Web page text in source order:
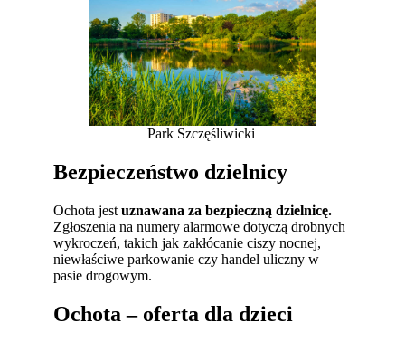
Park Szczęśliwicki
Bezpieczeństwo dzielnicy
Ochota jestuznawana za bezpieczną dzielnicę.
Zgłoszenia na numery alarmowe dotyczą drobnych
wykroczeń, takich jak zakłócanie ciszy nocnej,
niewłaściwe parkowanie czy handel uliczny w
pasie drogowym.
Ochota – oferta dla dzieci